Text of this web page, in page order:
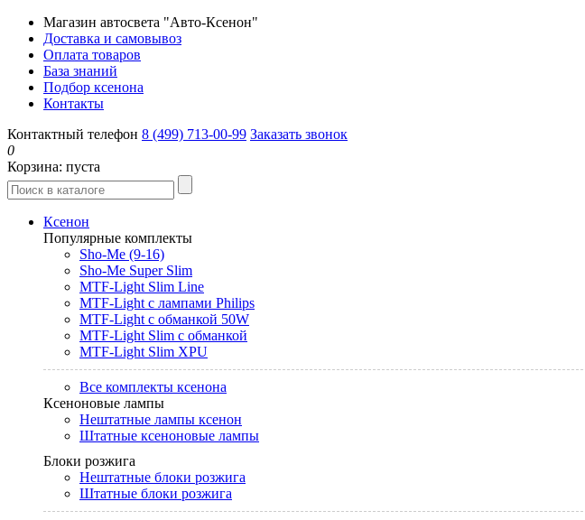
Магазин автосвета "Авто-Ксенон"
Доставка и самовывоз
Оплата товаров
База знаний
Подбор ксенона
Контакты
Контактный телефон 8 (499) 713-00-99 Заказать звонок
0
Корзина: пуста
Ксенон
Популярные комплекты
Sho-Me (9-16)
Sho-Me Super Slim
MTF-Light Slim Line
MTF-Light с лампами Philips
MTF-Light с обманкой 50W
MTF-Light Slim с обманкой
MTF-Light Slim XPU
Все комплекты ксенона
Ксеноновые лампы
Нештатные лампы ксенон
Штатные ксеноновые лампы
Блоки розжига
Нештатные блоки розжига
Штатные блоки розжига